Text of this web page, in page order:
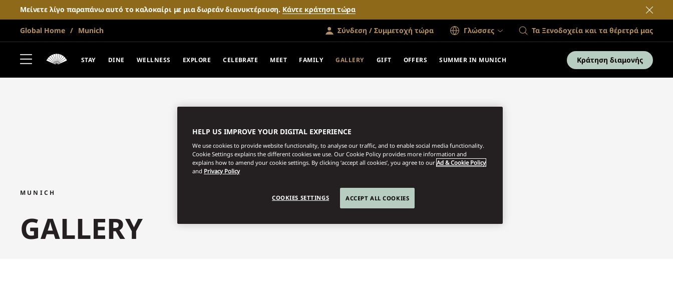
Μείνετε λίγο παραπάνω αυτό το καλοκαίρι με μια δωρεάν διανυκτέρευση. Κάντε κράτηση τώρα
Global Home Munich Σύνδεση / Συμμετοχή τώρα Γλώσσες Τα Ξενοδοχεία και τα θέρετρά μας
STAY DINE WELLNESS EXPLORE CELEBRATE MEET FAMILY GALLERY GIFT OFFERS SUMMER IN MUNICH Κράτηση διαμονής
MUNICH
GALLERY
HELP US IMPROVE YOUR DIGITAL EXPERIENCE
We use cookies to provide website functionality, to analyse our traffic, and to enable social media functionality.
Cookie Settings explains the different cookies we use. Our Cookie Policy provides more information and
explains how to amend your cookie settings. By clicking ‘accept all cookies’, you agree to our Ad & Cookie Policy
and Privacy Policy
COOKIES SETTINGS ACCEPT ALL COOKIES